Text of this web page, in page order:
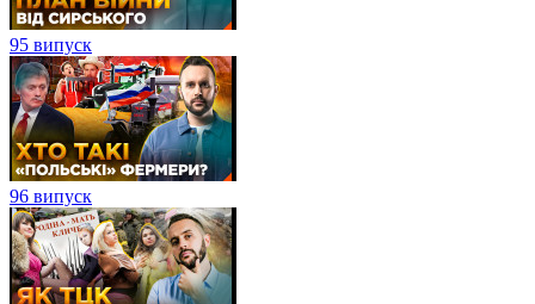
95 випуск
96 випуск